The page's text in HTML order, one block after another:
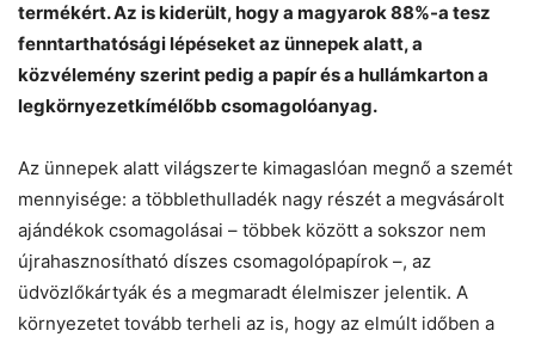
termékért. Az is kiderült, hogy a magyarok 88%-a tesz
fenntarthatósági lépéseket az ünnepek alatt, a
közvélemény szerint pedig a papír és a hullámkarton a
legkörnyezetkímélőbb csomagolóanyag.
Az ünnepek alatt világszerte kimagaslóan megnő a szemét
mennyisége: a többlethulladék nagy részét a megvásárolt
ajándékok csomagolásai – többek között a sokszor nem
újrahasznosítható díszes csomagolópapírok –, az
üdvözlőkártyák és a megmaradt élelmiszer jelentik. A
környezetet tovább terheli az is, hogy az elmúlt időben a
Chat Mr wAIste Close
Helló! Miben segíthetek ma?